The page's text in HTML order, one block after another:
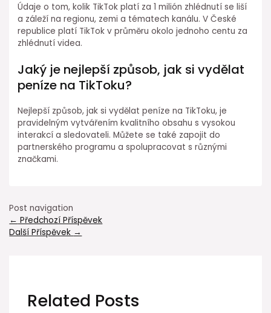
Údaje o tom, kolik TikTok platí za 1 milión zhlédnutí se liší
a záleží na regionu, zemi a tématech kanálu. V České
republice platí TikTok v průměru okolo jednoho centu za
zhlédnutí videa.
Jaký je nejlepší způsob, jak si vydělat
peníze na TikToku?
Nejlepší způsob, jak si vydělat peníze na TikToku, je
pravidelným vytvářením kvalitního obsahu s vysokou
interakcí a sledovateli. Můžete se také zapojit do
partnerského programu a spolupracovat s různými
značkami.
Post navigation
← Předchozí Příspěvek
Další Příspěvek →
Related Posts